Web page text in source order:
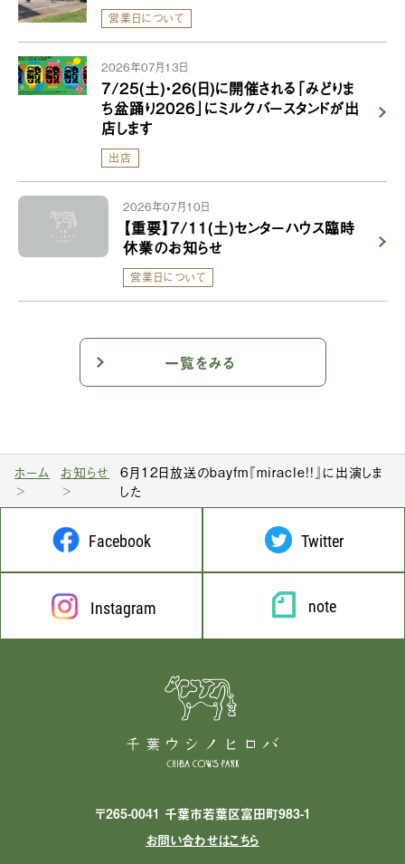
営業日について
2026年07月13日
7/25(土)・26(日)に開催される「みどりま
ち盆踊り2026」にミルクバースタンドが出
店します
出店
2026年07月10日
【重要】7/11(土)センターハウス臨時
休業のお知らせ
営業日について
一覧をみる
ホーム お知らせ
6月12日放送のbayfm『miracle!!』に出演しま
した
Facebook Twitter
Instagram note
〒265-0041 千葉市若葉区富田町983-1
お問い合わせはこちら